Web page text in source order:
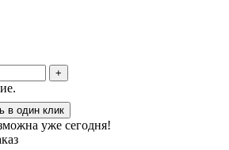
+
в один клик